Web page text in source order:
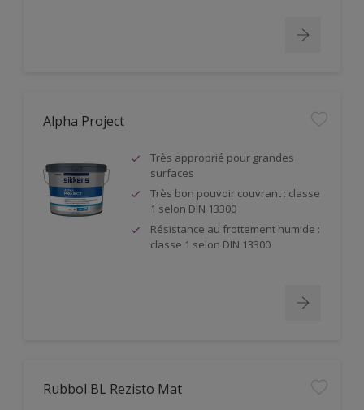
Alpha Project
Très approprié pour grandes
surfaces
Très bon pouvoir couvrant : classe
1 selon DIN 13300
Résistance au frottement humide :
classe 1 selon DIN 13300
Rubbol BL Rezisto Mat